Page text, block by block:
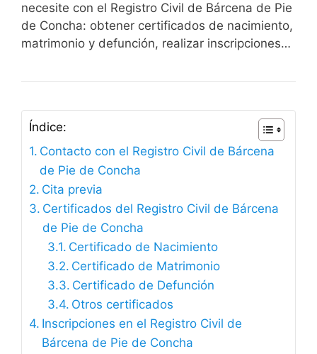
necesite con el Registro Civil de Bárcena de Pie
de Concha: obtener certificados de nacimiento,
matrimonio y defunción, realizar inscripciones…
Índice:
Contacto con el Registro Civil de Bárcena
de Pie de Concha
Cita previa
Certificados del Registro Civil de Bárcena
de Pie de Concha
Certificado de Nacimiento
Certificado de Matrimonio
Certificado de Defunción
Otros certificados
Inscripciones en el Registro Civil de
Bárcena de Pie de Concha